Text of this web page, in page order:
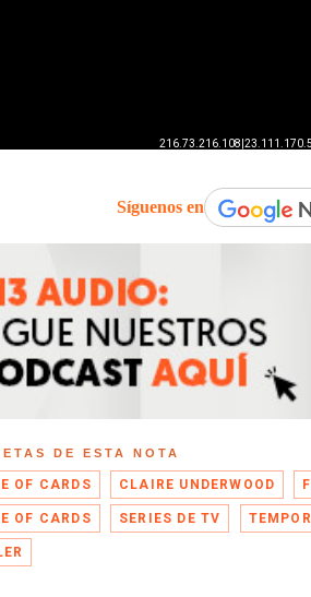
Síguenos en
DE ESTA NOTA
OF CARDS CLAIRE UNDERWOOD
OF CARDS SERIES DE TV